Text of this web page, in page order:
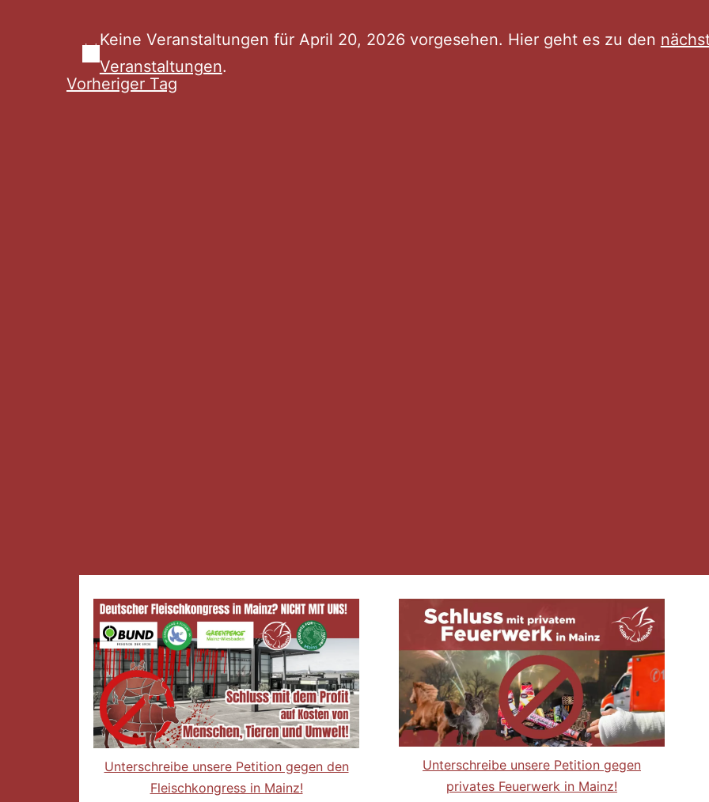
für
April
Keine Veranstaltungen für April 20, 2026 vorgesehen. Hier geht es zu den
Veranstaltungen.
Vorheriger Tag
Unterschreibe unsere Petition gegen den
Fleischkongress in Mainz!
Unterschreibe unsere Petition gegen
privates Feuerwerk in Mainz!